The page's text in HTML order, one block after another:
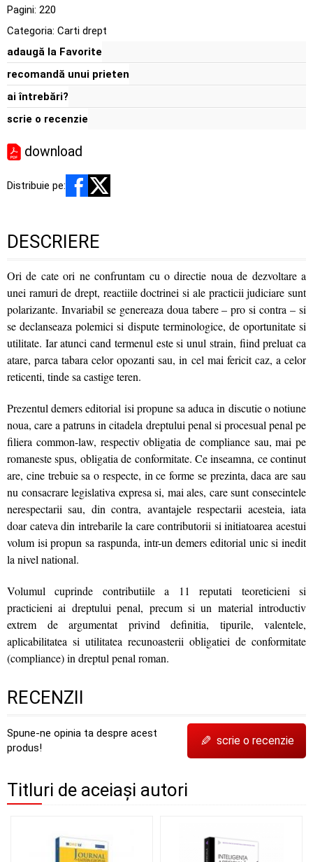
Pagini: 220
Categoria: Carti drept
adaugă la Favorite
recomandă unui prieten
ai întrebări?
scrie o recenzie
download
Distribuie pe:
DESCRIERE
Ori de cate ori ne confruntam cu o directie noua de dezvoltare a
unei ramuri de drept, reactiile doctrinei si ale practicii judiciare sunt
polarizante. Invariabil se genereaza doua tabere – pro si contra – si
se declanseaza polemici si dispute terminologice, de oportunitate si
utilitate. Iar atunci cand termenul este si unul strain, fiind preluat ca
atare, parca tabara celor opozanti sau, in cel mai fericit caz, a celor
reticenti, tinde sa castige teren.
Prezentul demers editorial isi propune sa aduca in discutie o notiune
noua, care a patruns in citadela dreptului penal si procesual penal pe
filiera common-law, respectiv obligatia de compliance sau, mai pe
romaneste spus, obligatia de conformitate. Ce inseamna, ce continut
are, cine trebuie sa o respecte, in ce forme se prezinta, daca are sau
nu consacrare legislativa expresa si, mai ales, care sunt consecintele
nerespectarii sau, din contra, avantajele respectarii acesteia, iata
doar cateva din intrebarile la care contributorii si initiatoarea acestui
volum isi propun sa raspunda, intr-un demers editorial unic si inedit
la nivel national.
Volumul cuprinde contributiile a 11 reputati teoreticieni si
practicieni ai dreptului penal, precum si un material introductiv
extrem de argumentat privind definitia, tipurile, valentele,
aplicabilitatea si utilitatea recunoasterii obligatiei de conformitate
(compliance) in dreptul penal roman.
RECENZII
Spune-ne opinia ta despre acest
produs!
✎ scrie o recenzie
Titluri de aceiași autori